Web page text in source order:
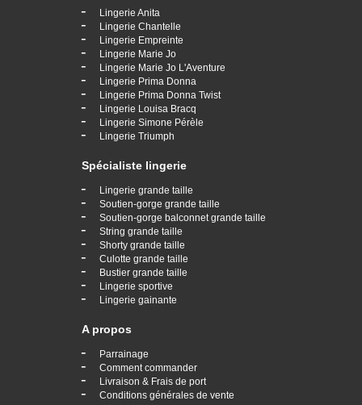
- Lingerie Anita
- Lingerie Chantelle
- Lingerie Empreinte
- Lingerie Marie Jo
- Lingerie Marie Jo L'Aventure
- Lingerie Prima Donna
- Lingerie Prima Donna Twist
- Lingerie Louisa Bracq
- Lingerie Simone Pérèle
- Lingerie Triumph
Spécialiste lingerie
- Lingerie grande taille
- Soutien-gorge grande taille
- Soutien-gorge balconnet grande taille
- String grande taille
- Shorty grande taille
- Culotte grande taille
- Bustier grande taille
- Lingerie sportive
- Lingerie gainante
A propos
- Parrainage
- Comment commander
- Livraison & Frais de port
- Conditions générales de vente